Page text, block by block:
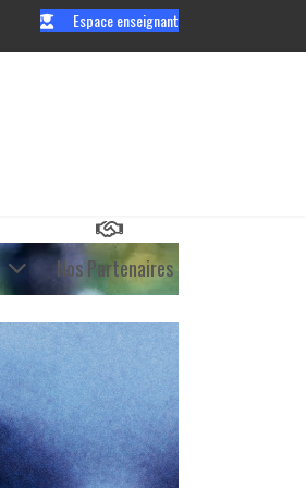
Espace enseignant
Nos Partenaires